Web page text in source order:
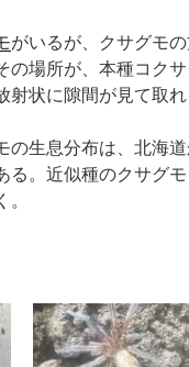
がいるが、クサグモ
の場所が、本種コク
射状に隙間が見て取れ
の生息分布は、北海
る。近似種のクサグ